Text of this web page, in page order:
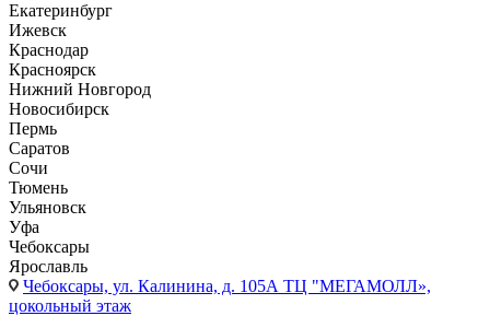
Екатеринбург
Ижевск
Краснодар
Красноярск
Нижний Новгород
Новосибирск
Пермь
Саратов
Сочи
Тюмень
Ульяновск
Уфа
Чебоксары
Ярославль
Чебоксары, ул. Калинина, д. 105А ТЦ "МЕГАМОЛЛ»,
цокольный этаж